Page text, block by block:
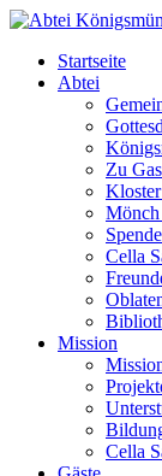
Startseite
Abtei
Zu
Mönch
Cella
Mission
Cella